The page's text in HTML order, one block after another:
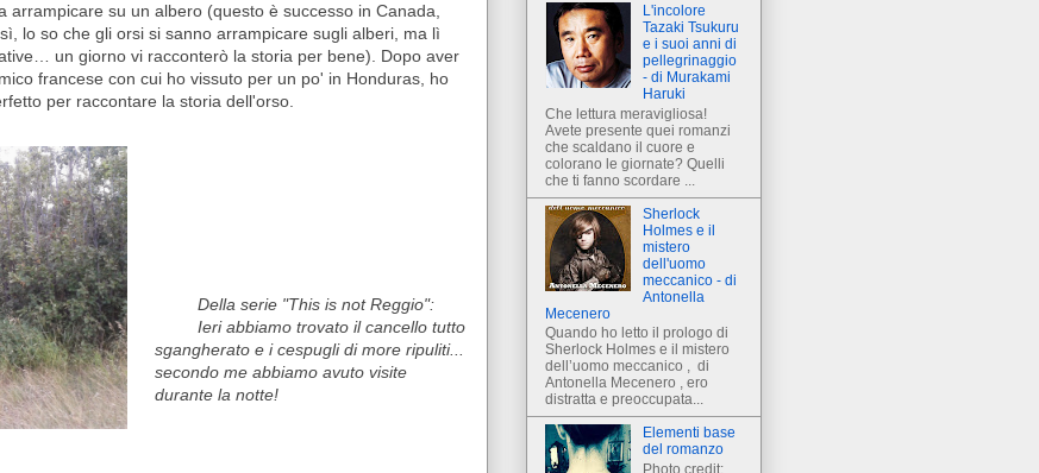
arrampicare su un albero (questo è successo in Canada,
lo so che gli orsi si sanno arrampicare sugli alberi, ma lì
un giorno vi racconterò la storia per bene). Dopo aver
francese con cui ho vissuto per un po' in Honduras, ho
per raccontare la storia dell'orso.
Della serie "This is not Reggio":
Ieri abbiamo trovato il cancello tutto
sgangherato e i cespugli di more ripuliti...
secondo me abbiamo avuto visite
durante la notte!
L'incolore
Tazaki Tsukuru
e i suoi anni di
pellegrinaggio
- di Murakami
Haruki
Che lettura meravigliosa!
Avete presente quei romanzi
che scaldano il cuore e
colorano le giornate? Quelli
che ti fanno scordare ...
Sherlock
Holmes e il
mistero
dell'uomo
meccanico - di
Antonella
Mecenero
Quando ho letto il prologo di
Sherlock Holmes e il mistero
dell’uomo meccanico , di
Antonella Mecenero , ero
distratta e preoccupata...
Elementi base
del romanzo
Photo credit: